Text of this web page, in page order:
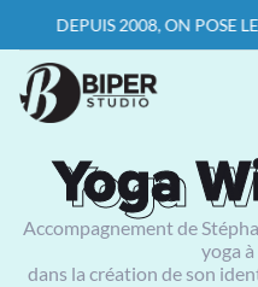
2008, ON POSE LES
Yoga
Yoga
Accompagnement de
yoga
dans la création de son